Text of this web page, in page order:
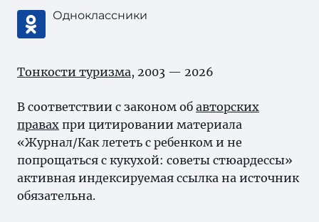
Одноклассники
Тонкости туризма, 2003 — 2026
В соответствии с законом об авторских
правах при цитировании материала
«Журнал/Как лететь с ребенком и не
попрощаться с кукухой: советы стюардессы»
активная индексируемая ссылка на источник
обязательна.